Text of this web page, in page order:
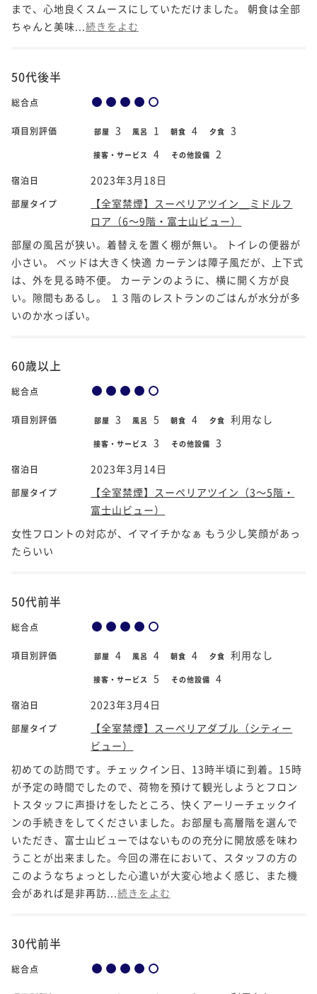
まで、心地良くスムースにしていただけました。 朝食は全部
ちゃんと美味... 続きをよむ
50代後半
総合点
項目別評価 部屋 3 風呂 1 朝食 4 夕食 3
接客・サービス 4 その他設備 2
宿泊日 2023年3月18日
部屋タイプ
【全室禁煙】スーペリアツイン＿ミドルフ
ロア（6～9階・富士山ビュー）
部屋の風呂が狭い。着替えを置く棚が無い。 トイレの便器が
小さい。 ベッドは大きく快適 カーテンは障子風だが、上下式
は、外を見る時不便。 カーテンのように、横に開く方が良
い。隙間もあるし。 １３階のレストランのごはんが水分が多
いのか水っぽい。
60歳以上
総合点
項目別評価 部屋 3 風呂 5 朝食 4 夕食 利用なし
接客・サービス 3 その他設備 3
宿泊日 2023年3月14日
部屋タイプ
【全室禁煙】スーペリアツイン（3～5階・
富士山ビュー）
女性フロントの対応が、イマイチかなぁ もう少し笑顔があっ
たらいい
50代前半
総合点
項目別評価 部屋 4 風呂 4 朝食 4 夕食 利用なし
接客・サービス 5 その他設備 4
宿泊日 2023年3月4日
部屋タイプ
【全室禁煙】スーペリアダブル（シティー
ビュー）
初めての訪問です。チェックイン日、13時半頃に到着。15時
が予定の時間でしたので、荷物を預けて観光しようとフロン
トスタッフに声掛けをしたところ、快くアーリーチェックイ
ンの手続きをしてくださいました。お部屋も高層階を選んで
いただき、富士山ビューではないものの充分に開放感を味わ
うことが出来ました。今回の滞在において、スタッフの方の
このようなちょっとした心遣いが大変心地よく感じ、また機
会があれば是非再訪... 続きをよむ
30代前半
総合点